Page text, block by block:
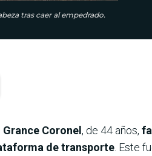
tras caer al empedrado.
Coronel, de 44 años,
de transporte . Este